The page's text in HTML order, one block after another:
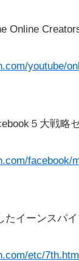
Online
youtube/
５大戦略
facebook/
たイーンスパ
etc/